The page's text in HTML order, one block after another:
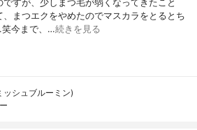
すが、少しまつ毛が弱くなってきたこと
まつエクをやめたのでマスカラをとるとち
笑今まで、…続きを見る
シュブルーミン)